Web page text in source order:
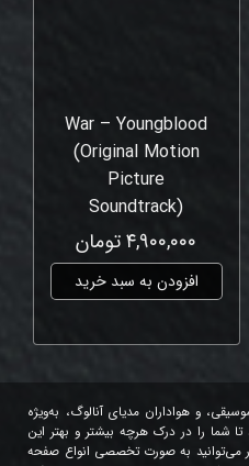
War – Youngblood
(Original Motion
Picture
Soundtrack)
۴,۹۰۰,۰۰۰ تومان
افزودن به سبد خرید
و هواداران مدیای آنالوگ، به‌ویژه
شما را در درک هرچه بیشتر و بهتر این
می‌توانید به صورت تخصصی انواع صفحه